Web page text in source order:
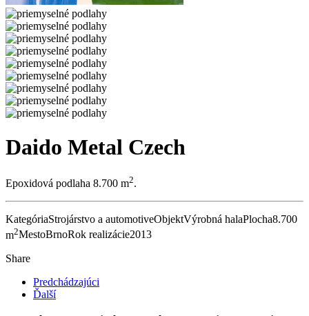
Daido Metal Czech
Epoxidová podlaha 8.700 m2.
KategóriaStrojárstvo a automotiveObjektVýrobná halaPlocha8.700
m2MestoBrnoRok realizácie2013
Share
Predchádzajúci
Ďalší